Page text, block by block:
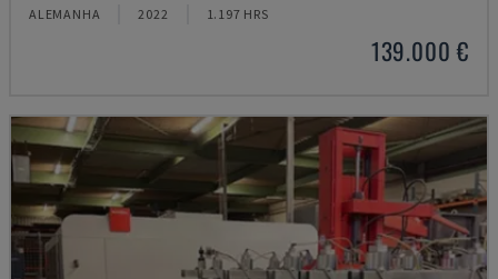
ALEMANHA 2022 1.197 HRS
139.000 €